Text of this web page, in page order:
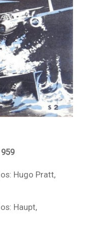
Hugo Pratt,
Haupt,